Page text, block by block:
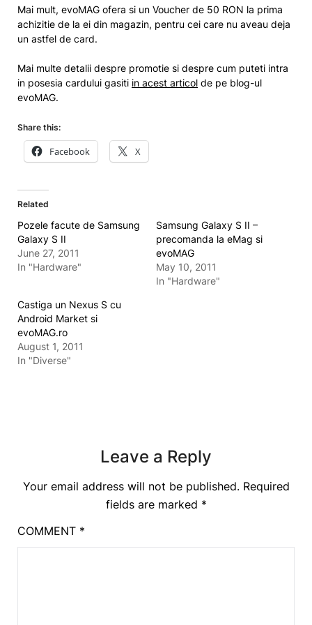
Mai mult, evoMAG ofera si un Voucher de 50 RON la prima
achizitie de la ei din magazin, pentru cei care nu aveau deja
un astfel de card.
Mai multe detalii despre promotie si despre cum puteti intra
in posesia cardului gasiti in acest articol de pe blog-ul
evoMAG.
Share this:
Facebook X
Related
Pozele facute de Samsung
Galaxy S II
June 27, 2011
In "Hardware"
Samsung Galaxy S II –
precomanda la eMag si
evoMAG
May 10, 2011
In "Hardware"
Castiga un Nexus S cu
Android Market si
evoMAG.ro
August 1, 2011
In "Diverse"
Leave a Reply
Your email address will not be published. Required
fields are marked *
COMMENT *